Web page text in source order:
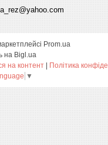
Prom.ua
на Bigl.ua
на контент | Політика
▼